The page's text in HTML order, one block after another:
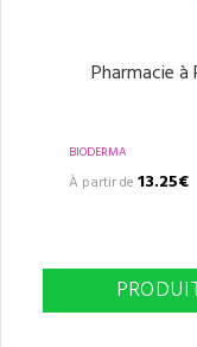
Pharmacie à
BIODERMA
VISAGE ET
BIODERMA
À partir de13.25€